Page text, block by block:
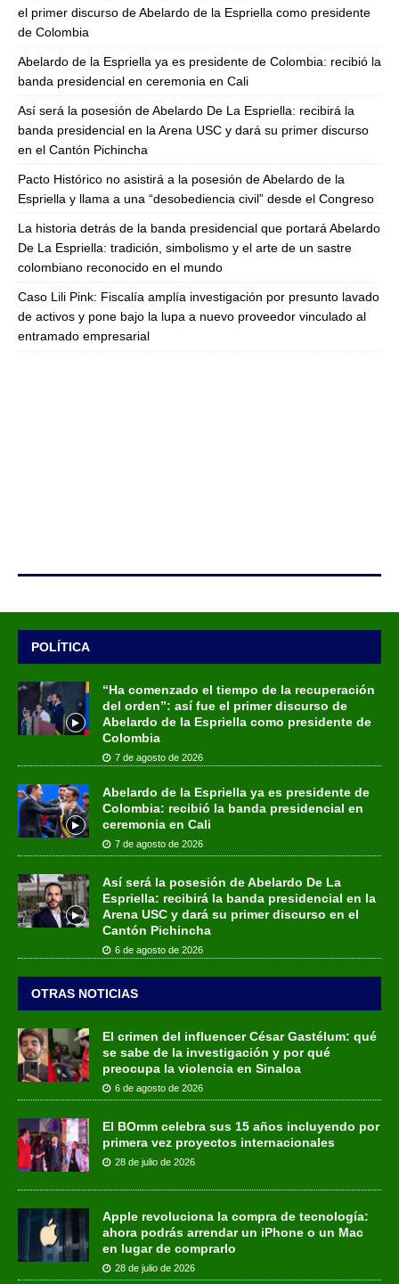
el primer discurso de Abelardo de la Espriella como presidente
de Colombia
Abelardo de la Espriella ya es presidente de Colombia: recibió la
banda presidencial en ceremonia en Cali
Así será la posesión de Abelardo De La Espriella: recibirá la
banda presidencial en la Arena USC y dará su primer discurso
en el Cantón Pichincha
Pacto Histórico no asistirá a la posesión de Abelardo de la
Espriella y llama a una “desobediencia civil” desde el Congreso
La historia detrás de la banda presidencial que portará Abelardo
De La Espriella: tradición, simbolismo y el arte de un sastre
colombiano reconocido en el mundo
Caso Lili Pink: Fiscalía amplía investigación por presunto lavado
de activos y pone bajo la lupa a nuevo proveedor vinculado al
entramado empresarial
POLÍTICA
“Ha comenzado el tiempo de la recuperación
del orden”: así fue el primer discurso de
Abelardo de la Espriella como presidente de
Colombia
7 de agosto de 2026
Abelardo de la Espriella ya es presidente de
Colombia: recibió la banda presidencial en
ceremonia en Cali
7 de agosto de 2026
Así será la posesión de Abelardo De La
Espriella: recibirá la banda presidencial en la
Arena USC y dará su primer discurso en el
Cantón Pichincha
6 de agosto de 2026
OTRAS NOTICIAS
El crimen del influencer César Gastélum: qué
se sabe de la investigación y por qué
preocupa la violencia en Sinaloa
6 de agosto de 2026
El BOmm celebra sus 15 años incluyendo por
primera vez proyectos internacionales
28 de julio de 2026
Apple revoluciona la compra de tecnología:
ahora podrás arrendar un iPhone o un Mac
en lugar de comprarlo
28 de julio de 2026